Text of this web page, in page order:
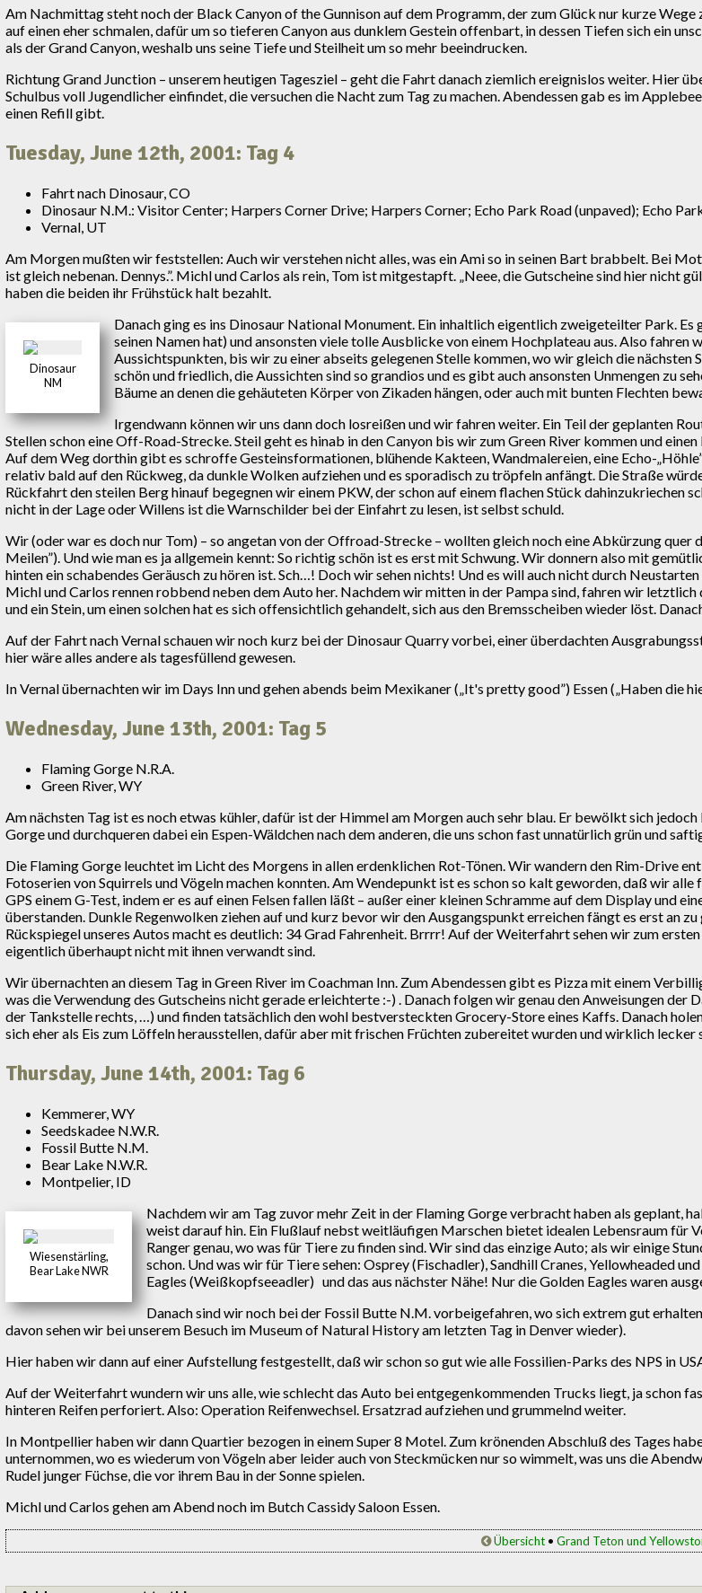
Am Nachmittag steht noch der Black Canyon of the Gunnison auf dem Programm, der zum Glück nur kurze
auf einen eher schmalen, dafür um so tieferen Canyon aus dunklem Gestein offenbart, in dessen Tiefen sich ein
als der Grand Canyon, weshalb uns seine Tiefe und Steilheit um so mehr beeindrucken.
Richtung Grand Junction – unserem heutigen Tagesziel – geht die Fahrt danach ziemlich ereignislos weiter. Hier
Schulbus voll Jugendlicher einfindet, die versuchen die Nacht zum Tag zu machen. Abendessen gab es im
einen Refill gibt.
Tuesday, June 12th, 2001: Tag 4
Fahrt nach Dinosaur, CO
Dinosaur N.M.: Visitor Center; Harpers Corner Drive; Harpers Corner; Echo Park Road (unpaved); Echo
Vernal, UT
Am Morgen mußten wir feststellen: Auch wir verstehen nicht alles, was ein Ami so in seinen Bart brabbelt. Bei
ist gleich nebenan. Dennys.”. Michl und Carlos als rein, Tom ist mitgestapft. „Neee, die Gutscheine sind hier nicht
haben die beiden ihr Frühstück halt bezahlt.
Dinosaur
NM
Danach ging es ins Dinosaur National Monument. Ein inhaltlich eigentlich zweigeteilter Park.
seinen Namen hat) und ansonsten viele tolle Ausblicke von einem Hochplateau aus. Also fahren
Aussichtspunkten, bis wir zu einer abseits gelegenen Stelle kommen, wo wir gleich die
schön und friedlich, die Aussichten sind so grandios und es gibt auch ansonsten Unmengen zu
Bäume an denen die gehäuteten Körper von Zikaden hängen, oder auch mit bunten Flechten
Irgendwann können wir uns dann doch losreißen und wir fahren weiter. Ein Teil der geplanten
Stellen schon eine Off-Road-Strecke. Steil geht es hinab in den Canyon bis wir zum Green River kommen und
Auf dem Weg dorthin gibt es schroffe Gesteinsformationen, blühende Kakteen, Wandmalereien, eine Echo-
relativ bald auf den Rückweg, da dunkle Wolken aufziehen und es sporadisch zu tröpfeln anfängt. Die Straße
Rückfahrt den steilen Berg hinauf begegnen wir einem PKW, der schon auf einem flachen Stück dahinzukriechen
nicht in der Lage oder Willens ist die Warnschilder bei der Einfahrt zu lesen, ist selbst schuld.
Wir (oder war es doch nur Tom) – so angetan von der Offroad-Strecke – wollten gleich noch eine Abkürzung quer
Meilen”). Und wie man es ja allgemein kennt: So richtig schön ist es erst mit Schwung. Wir donnern also mit
hinten ein schabendes Geräusch zu hören ist. Sch…! Doch wir sehen nichts! Und es will auch nicht durch
Michl und Carlos rennen robbend neben dem Auto her. Nachdem wir mitten in der Pampa sind, fahren wir
und ein Stein, um einen solchen hat es sich offensichtlich gehandelt, sich aus den Bremsscheiben wieder löst.
Auf der Fahrt nach Vernal schauen wir noch kurz bei der Dinosaur Quarry vorbei, einer überdachten
hier wäre alles andere als tagesfüllend gewesen.
In Vernal übernachten wir im Days Inn und gehen abends beim Mexikaner („It's pretty good”) Essen („Haben die
Wednesday, June 13th, 2001: Tag 5
Flaming Gorge N.R.A.
Green River, WY
Am nächsten Tag ist es noch etwas kühler, dafür ist der Himmel am Morgen auch sehr blau. Er bewölkt sich
Gorge und durchqueren dabei ein Espen-Wäldchen nach dem anderen, die uns schon fast unnatürlich grün und
Die Flaming Gorge leuchtet im Licht des Morgens in allen erdenklichen Rot-Tönen. Wir wandern den Rim-Drive
Fotoserien von Squirrels und Vögeln machen konnten. Am Wendepunkt ist es schon so kalt geworden, daß wir
GPS einem G-Test, indem er es auf einen Felsen fallen läßt – außer einer kleinen Schramme auf dem Display und
überstanden. Dunkle Regenwolken ziehen auf und kurz bevor wir den Ausgangspunkt erreichen fängt es erst an
Rückspiegel unseres Autos macht es deutlich: 34 Grad Fahrenheit. Brrrr! Auf der Weiterfahrt sehen wir zum
eigentlich überhaupt nicht mit ihnen verwandt sind.
Wir übernachten an diesem Tag in Green River im Coachman Inn. Zum Abendessen gibt es Pizza mit einem
was die Verwendung des Gutscheins nicht gerade erleichterte :-) . Danach folgen wir genau den Anweisungen
der Tankstelle rechts, …) und finden tatsächlich den wohl bestversteckten Grocery-Store eines Kaffs. Danach
sich eher als Eis zum Löffeln herausstellen, dafür aber mit frischen Früchten zubereitet wurden und wirklich lecker
Thursday, June 14th, 2001: Tag 6
Kemmerer, WY
Seedskadee N.W.R.
Fossil Butte N.M.
Bear Lake N.W.R.
Montpelier, ID
Wiesenstärling,
Bear Lake NWR
Nachdem wir am Tag zuvor mehr Zeit in der Flaming Gorge verbracht haben als geplant,
weist darauf hin. Ein Flußlauf nebst weitläufigen Marschen bietet idealen Lebensraum für
Ranger genau, wo was für Tiere zu finden sind. Wir sind das einzige Auto; als wir einige
schon. Und was wir für Tiere sehen: Osprey (Fischadler), Sandhill Cranes, Yellowheaded
Eagles (Weißkopfseeadler) und das aus nächster Nähe! Nur die Golden Eagles waren
Danach sind wir noch bei der Fossil Butte N.M. vorbeigefahren, wo sich extrem gut
davon sehen wir bei unserem Besuch im Museum of Natural History am letzten Tag in Denver wieder).
Hier haben wir dann auf einer Aufstellung festgestellt, daß wir schon so gut wie alle Fossilien-Parks des NPS in
Auf der Weiterfahrt wundern wir uns alle, wie schlecht das Auto bei entgegenkommenden Trucks liegt, ja schon
hinteren Reifen perforiert. Also: Operation Reifenwechsel. Ersatzrad aufziehen und grummelnd weiter.
In Montpellier haben wir dann Quartier bezogen in einem Super 8 Motel. Zum krönenden Abschluß des Tages
unternommen, wo es wiederum von Vögeln aber leider auch von Steckmücken nur so wimmelt, was uns die
Rudel junger Füchse, die vor ihrem Bau in der Sonne spielen.
Michl und Carlos gehen am Abend noch im Butch Cassidy Saloon Essen.
Übersicht• Grand Teton und